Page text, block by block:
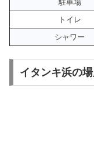
駐車場
トイレ
シャワー
イタンキ浜の